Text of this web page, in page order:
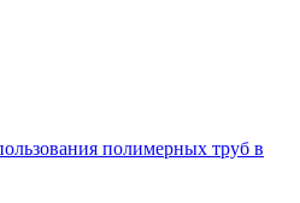
полимерных труб в